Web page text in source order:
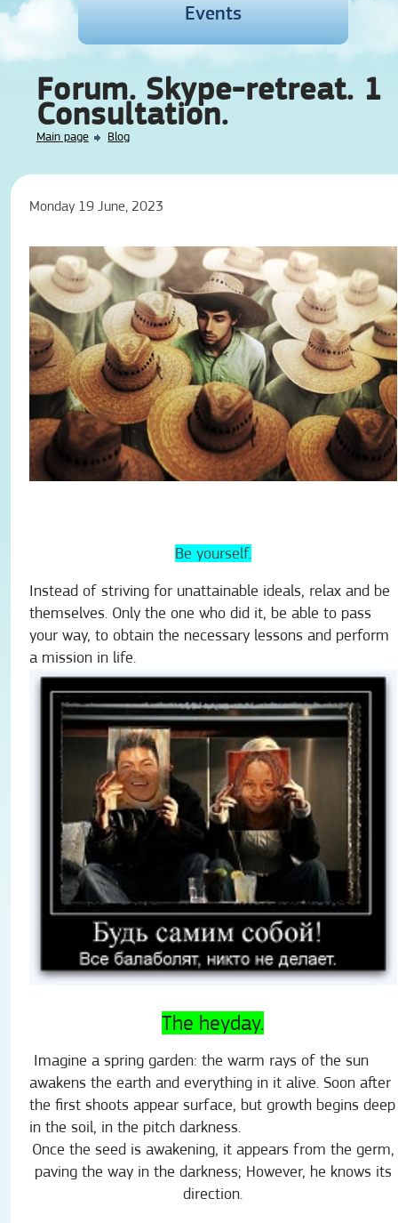
Events
Forum. Skype-retreat. 1
Consultation.
Main page Blog
Monday 19 June, 2023
Be yourself.
Instead of striving for unattainable ideals, relax and be
themselves. Only the one who did it, be able to pass
your way, to obtain the necessary lessons and perform
a mission in life.
The heyday.
Imagine a spring garden: the warm rays of the sun
awakens the earth and everything in it alive. Soon after
the first shoots appear surface, but growth begins deep
in the soil, in the pitch darkness.
Once the seed is awakening, it appears from the germ,
paving the way in the darkness; However, he knows its
direction.